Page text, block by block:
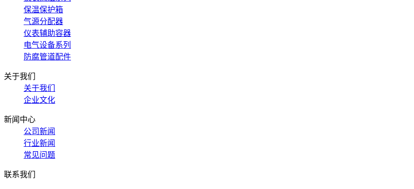
保温保护箱
气源分配器
仪表辅助容器
电气设备系列
防腐管道配件
关于我们
关于我们
企业文化
新闻中心
公司新闻
行业新闻
常见问题
联系我们